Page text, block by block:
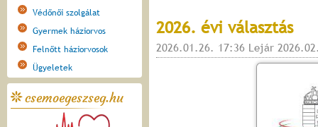
Védőnői szolgálat
Gyermek háziorvos
Felnőtt háziorvosok
Ügyeletek
csemoegeszseg.hu
2026. évi választás
2026.01.26. 17:36 Lejár